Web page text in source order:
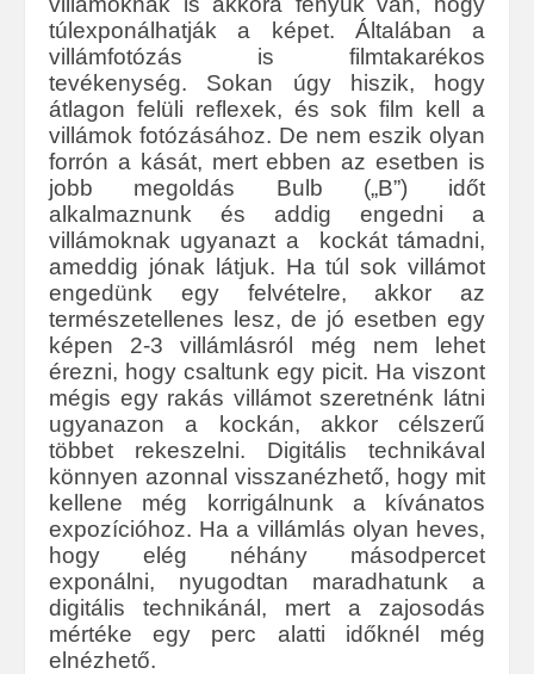
túlexponálhatják a képet. Általában a
villámfotózás is filmtakarékos
tevékenység. Sokan úgy hiszik, hogy
átlagon felüli reflexek, és sok film kell a
villámok fotózásához. De nem eszik olyan
forrón a kását, mert ebben az esetben is
jobb megoldás Bulb („B”) időt
alkalmaznunk és addig engedni a
villámoknak ugyanazt a kockát támadni,
ameddig jónak látjuk. Ha túl sok villámot
engedünk egy felvételre, akkor az
természetellenes lesz, de jó esetben egy
képen 2-3 villámlásról még nem lehet
érezni, hogy csaltunk egy picit. Ha viszont
mégis egy rakás villámot szeretnénk látni
ugyanazon a kockán, akkor célszerű
többet rekeszelni. Digitális technikával
könnyen azonnal visszanézhető, hogy mit
kellene még korrigálnunk a kívánatos
expozícióhoz. Ha a villámlás olyan heves,
hogy elég néhány másodpercet
exponálni, nyugodtan maradhatunk a
digitális technikánál, mert a zajosodás
mértéke egy perc alatti időknél még
elnézhető.